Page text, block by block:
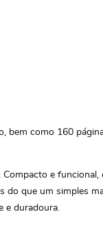
bem como 160
e funcional,
do que um simples
e duradoura.